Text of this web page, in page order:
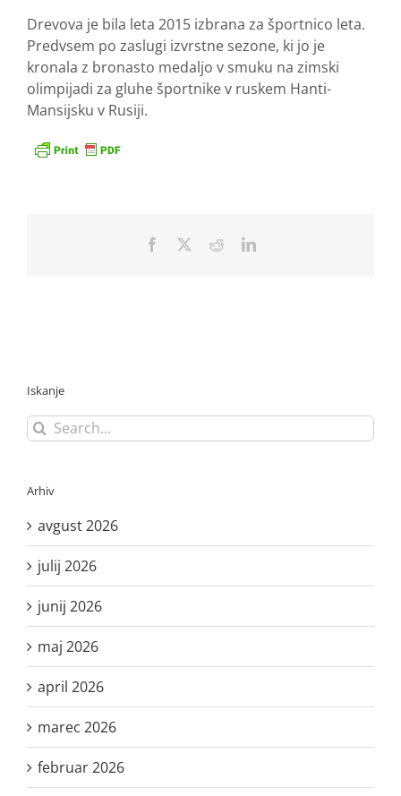
Drevova je bila leta 2015 izbrana za športnico leta.
Predvsem po zaslugi izvrstne sezone, ki jo je
kronala z bronasto medaljo v smuku na zimski
olimpijadi za gluhe športnike v ruskem Hanti-
Mansijsku v Rusiji.
Facebook RedditLinkedIn
Iskanje
Search
for:
Arhiv
avgust 2026
julij 2026
junij 2026
maj 2026
april 2026
marec 2026
februar 2026